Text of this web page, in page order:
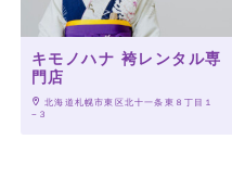
キモノハナ 袴レンタル専
門店
北海道札幌市東区北十一条東８丁目１
−３